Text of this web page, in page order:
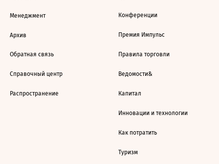
Менеджмент
Архив
Обратная связь
Справочный центр
Распространение
Конференции
Премия Импульс
Правила торговли
Ведомости&
Капитал
Инновации и технологии
Как потратить
Туризм